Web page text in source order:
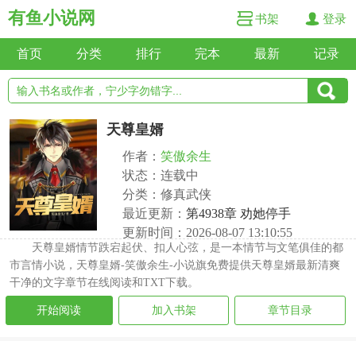
有鱼小说网 书架 登录
首页 分类 排行 完本 最新 记录
天尊皇婿
作者： 笑傲余生
状态：连载中
分类：修真武侠
最近更新： 第4938章 劝她停手
更新时间：2026-08-07 13:10:55
天尊皇婿情节跌宕起伏、扣人心弦，是一本情节与文笔俱佳的都
市言情小说，天尊皇婿-笑傲余生-小说旗免费提供天尊皇婿最新清爽
干净的文字章节在线阅读和TXT下载。
开始阅读 加入书架 章节目录